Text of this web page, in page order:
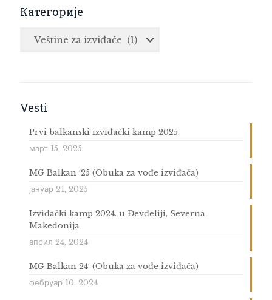
Категорије
Vesti
Prvi balkanski izviđački kamp 2025
март 15, 2025
MG Balkan ′25 (Obuka za vođe izviđača)
јануар 21, 2025
Izviđački kamp 2024. u Đevđeliji, Severna
Makedonija
април 24, 2024
MG Balkan 24′ (Obuka za vođe izviđača)
фебруар 10, 2024